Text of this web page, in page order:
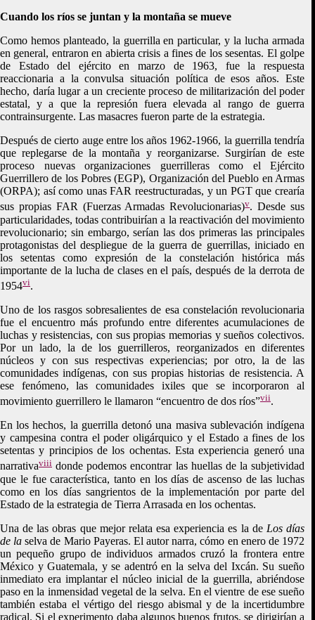
Cuando los ríos se juntan y la montaña se mueve
Como hemos planteado, la guerrilla en particular, y la lucha armada
en general, entraron en abierta crisis a fines de los sesentas. El golpe
de Estado del ejército en marzo de 1963, fue la respuesta
reaccionaria a la convulsa situación política de esos años. Este
hecho, daría lugar a un creciente proceso de militarización del poder
estatal, y a que la represión fuera elevada al rango de guerra
contrainsurgente. Las masacres fueron parte de la estrategia.
Después de cierto auge entre los años 1962-1966, la guerrilla tendría
que replegarse de la montaña y reorganizarse. Surgirían de este
proceso nuevas organizaciones guerrilleras como el Ejército
Guerrillero de los Pobres (EGP), Organización del Pueblo en Armas
(ORPA); así como unas FAR reestructuradas, y un PGT que crearía
sus propias FAR (Fuerzas Armadas Revolucionarias)v. Desde sus
particularidades, todas contribuirían a la reactivación del movimiento
revolucionario; sin embargo, serían las dos primeras las principales
protagonistas del despliegue de la guerra de guerrillas, iniciado en
los setentas como expresión de la constelación histórica más
importante de la lucha de clases en el país, después de la derrota de
1954vi.
Uno de los rasgos sobresalientes de esa constelación revolucionaria
fue el encuentro más profundo entre diferentes acumulaciones de
luchas y resistencias, con sus propias memorias y sueños colectivos.
Por un lado, la de los guerrilleros, reorganizados en diferentes
núcleos y con sus respectivas experiencias; por otro, la de las
comunidades indígenas, con sus propias historias de resistencia. A
ese fenómeno, las comunidades ixiles que se incorporaron al
movimiento guerrillero le llamaron “encuentro de dos ríos”vii.
En los hechos, la guerrilla detonó una masiva sublevación indígena
y campesina contra el poder oligárquico y el Estado a fines de los
setentas y principios de los ochentas. Esta experiencia generó una
narrativaviii donde podemos encontrar las huellas de la subjetividad
que le fue característica, tanto en los días de ascenso de las luchas
como en los días sangrientos de la implementación por parte del
Estado de la estrategia de Tierra Arrasada en los ochentas.
Una de las obras que mejor relata esa experiencia es la de Los días
de laselva de Mario Payeras. El autor narra, cómo en enero de 1972
un pequeño grupo de individuos armados cruzó la frontera entre
México y Guatemala, y se adentró en la selva del Ixcán. Su sueño
inmediato era implantar el núcleo inicial de la guerrilla, abriéndose
paso en la inmensidad vegetal de la selva. En el vientre de ese sueño
también estaba el vértigo del riesgo abismal y de la incertidumbre
radical. Si el experimento daba algunos buenos frutos, se dirigirían a